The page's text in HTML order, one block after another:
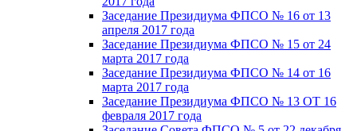
Заседание Президиума ФПСО № 16 от 13
апреля 2017 года
Заседание Президиума ФПСО № 15 от 24
марта 2017 года
Заседание Президиума ФПСО № 14 от 16
марта 2017 года
Заседание Президиума ФПСО № 13 ОТ 16
февраля 2017 года